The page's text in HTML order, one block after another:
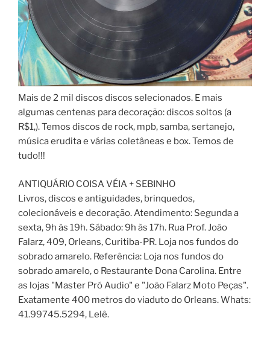
Mais de 2 mil discos discos selecionados. E mais
algumas centenas para decoração: discos soltos (a
R$1,). Temos discos de rock, mpb, samba, sertanejo,
música erudita e várias coletâneas e box. Temos de
tudo!!!
ANTIQUÁRIO COISA VÉIA + SEBINHO
Livros, discos e antiguidades, brinquedos,
colecionáveis e decoração. Atendimento: Segunda a
sexta, 9h às 19h. Sábado: 9h às 17h. Rua Prof. João
Falarz, 409, Orleans, Curitiba-PR. Loja nos fundos do
sobrado amarelo. Referência: Loja nos fundos do
sobrado amarelo, o Restaurante Dona Carolina. Entre
as lojas "Master Pró Audio" e "João Falarz Moto Peças".
Exatamente 400 metros do viaduto do Orleans. Whats:
41.99745.5294, Lelê.